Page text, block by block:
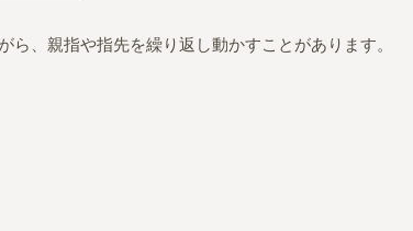
ら、親指や指先を繰り返し動かすことがあります。